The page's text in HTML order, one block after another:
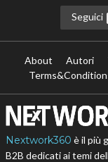
Seguici
About Autori
Nextwork360 è il più
B2B dedicati ai temi